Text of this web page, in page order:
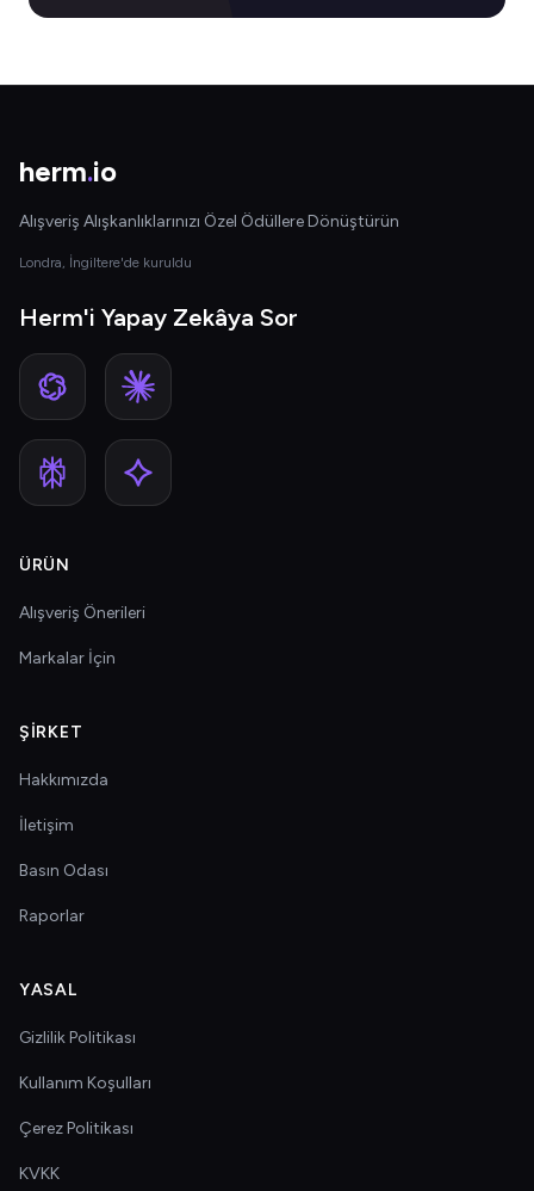
herm.io
Alışveriş Alışkanlıklarınızı Özel Ödüllere Dönüştürün
Londra, İngiltere'de kuruldu
Herm'i Yapay Zekâya Sor
ÜRÜN
Alışveriş Önerileri
Markalar İçin
ŞIRKET
Hakkımızda
İletişim
Basın Odası
Raporlar
YASAL
Gizlilik Politikası
Kullanım Koşulları
Çerez Politikası
KVKK